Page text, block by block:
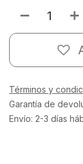
Términos y
Garantía de
Envío: 2-3 días